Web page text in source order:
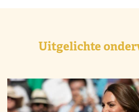
Uitgelichte